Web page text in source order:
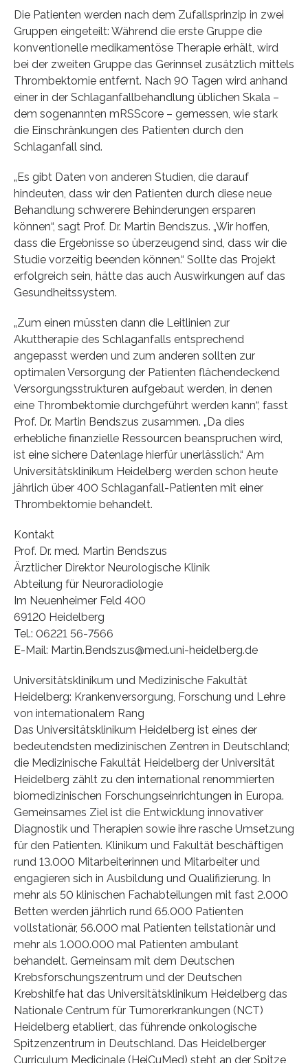
Die Patienten werden nach dem Zufallsprinzip in zwei
Gruppen eingeteilt: Während die erste Gruppe die
konventionelle medikamentöse Therapie erhält, wird
bei der zweiten Gruppe das Gerinnsel zusätzlich mittels
Thrombektomie entfernt. Nach 90 Tagen wird anhand
einer in der Schlaganfallbehandlung üblichen Skala –
dem sogenannten mRSScore – gemessen, wie stark
die Einschränkungen des Patienten durch den
Schlaganfall sind.
„Es gibt Daten von anderen Studien, die darauf
hindeuten, dass wir den Patienten durch diese neue
Behandlung schwerere Behinderungen ersparen
können“, sagt Prof. Dr. Martin Bendszus. „Wir hoffen,
dass die Ergebnisse so überzeugend sind, dass wir die
Studie vorzeitig beenden können.“ Sollte das Projekt
erfolgreich sein, hätte das auch Auswirkungen auf das
Gesundheitssystem.
„Zum einen müssten dann die Leitlinien zur
Akuttherapie des Schlaganfalls entsprechend
angepasst werden und zum anderen sollten zur
optimalen Versorgung der Patienten flächendeckend
Versorgungsstrukturen aufgebaut werden, in denen
eine Thrombektomie durchgeführt werden kann“, fasst
Prof. Dr. Martin Bendszus zusammen. „Da dies
erhebliche finanzielle Ressourcen beanspruchen wird,
ist eine sichere Datenlage hierfür unerlässlich.“ Am
Universitätsklinikum Heidelberg werden schon heute
jährlich über 400 Schlaganfall-Patienten mit einer
Thrombektomie behandelt.
Kontakt
Prof. Dr. med. Martin Bendszus
Ärztlicher Direktor Neurologische Klinik
Abteilung für Neuroradiologie
Im Neuenheimer Feld 400
69120 Heidelberg
Tel.: 06221 56-7566
E-Mail: Martin.Bendszus@med.uni-heidelberg.de
Universitätsklinikum und Medizinische Fakultät
Heidelberg: Krankenversorgung, Forschung und Lehre
von internationalem Rang
Das Universitätsklinikum Heidelberg ist eines der
bedeutendsten medizinischen Zentren in Deutschland;
die Medizinische Fakultät Heidelberg der Universität
Heidelberg zählt zu den international renommierten
biomedizinischen Forschungseinrichtungen in Europa.
Gemeinsames Ziel ist die Entwicklung innovativer
Diagnostik und Therapien sowie ihre rasche Umsetzung
für den Patienten. Klinikum und Fakultät beschäftigen
rund 13.000 Mitarbeiterinnen und Mitarbeiter und
engagieren sich in Ausbildung und Qualifizierung. In
mehr als 50 klinischen Fachabteilungen mit fast 2.000
Betten werden jährlich rund 65.000 Patienten
vollstationär, 56.000 mal Patienten teilstationär und
mehr als 1.000.000 mal Patienten ambulant
behandelt. Gemeinsam mit dem Deutschen
Krebsforschungszentrum und der Deutschen
Krebshilfe hat das Universitätsklinikum Heidelberg das
Nationale Centrum für Tumorerkrankungen (NCT)
Heidelberg etabliert, das führende onkologische
Spitzenzentrum in Deutschland. Das Heidelberger
Curriculum Medicinale (HeiCuMed) steht an der Spitze